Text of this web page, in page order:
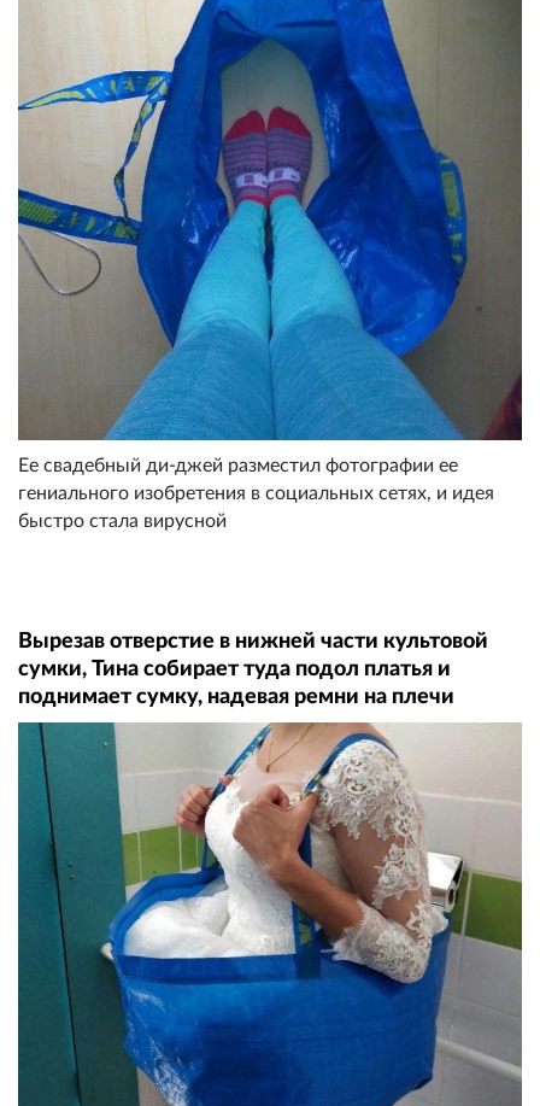
Ее свадебный ди-джей разместил фотографии ее
гениального изобретения в социальных сетях, и идея
быстро стала вирусной
Вырезав отверстие в нижней части культовой
сумки, Тина собирает туда подол платья и
поднимает сумку, надевая ремни на плечи